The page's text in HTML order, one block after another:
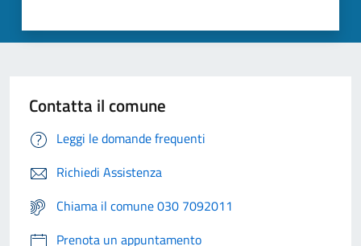
Contatta il comune
Leggi le domande frequenti
Richiedi Assistenza
Chiama il comune 030 7092011
Prenota un appuntamento